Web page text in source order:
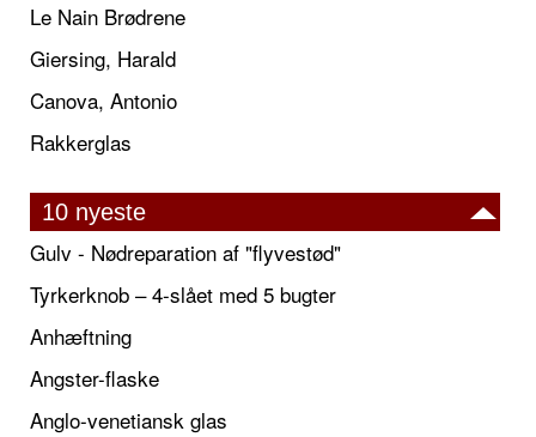
Le Nain Brødrene
Giersing, Harald
Canova, Antonio
Rakkerglas
10 nyeste
Gulv - Nødreparation af "flyvestød"
Tyrkerknob – 4-slået med 5 bugter
Anhæftning
Angster-flaske
Anglo-venetiansk glas